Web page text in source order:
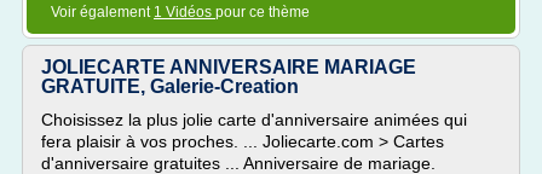
Voir également 1 Vidéos pour ce thème
JOLIECARTE ANNIVERSAIRE MARIAGE
GRATUITE, Galerie-Creation
Choisissez la plus jolie carte d'anniversaire animées qui
fera plaisir à vos proches. ... Joliecarte.com > Cartes
d'anniversaire gratuites ... Anniversaire de mariage.